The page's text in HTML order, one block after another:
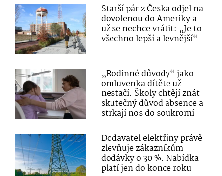
Starší pár z Česka odjel na
dovolenou do Ameriky a
už se nechce vrátit: „Je to
všechno lepší a levnější“
„Rodinné důvody“ jako
omluvenka dítěte už
nestačí. Školy chtějí znát
skutečný důvod absence a
strkají nos do soukromí
Dodavatel elektřiny právě
zlevňuje zákazníkům
dodávky o 30 %. Nabídka
platí jen do konce roku